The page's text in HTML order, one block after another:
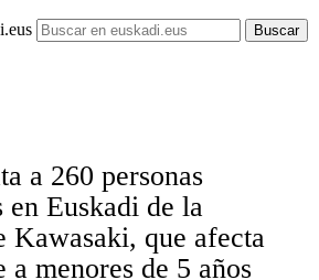
a 260 personas
en Euskadi de la
Kawasaki, que afecta
menores de 5 años